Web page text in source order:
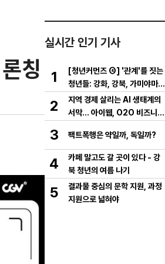
칭
실시간 인기 기사
1
[청년커먼즈 ④] '관계'를 짓는
청년들: 강화, 강북, 가미야마의
실험
2
지역 경제 살리는 AI 생태계의
서막... 아이웹, O2O 비즈니스
회 성료
3 팩트폭행은 약일까, 독일까?
4
카페 말고도 갈 곳이 있다 - 강
북 청년의 여름 나기
5
결과물 중심의 문학 지원, 과정
지원으로 넓혀야